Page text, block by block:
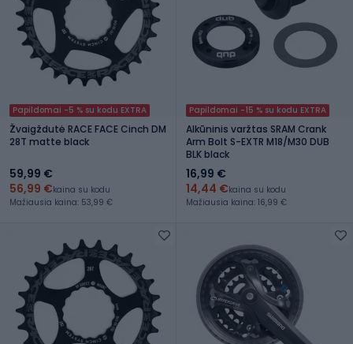
Papildomai -5 % su kodu EXTRA
Žvaigždutė RACE FACE Cinch DM
28T matte black
59,99 €
56,99 €kaina su kodu
Mažiausia kaina: 53,99 €
Papildomai -15 % su kodu EXTRA
Alkūninis varžtas SRAM Crank
Arm Bolt S-EXTR M18/M30 DUB
BLK black
16,99 €
14,44 €kaina su kodu
Mažiausia kaina: 16,99 €